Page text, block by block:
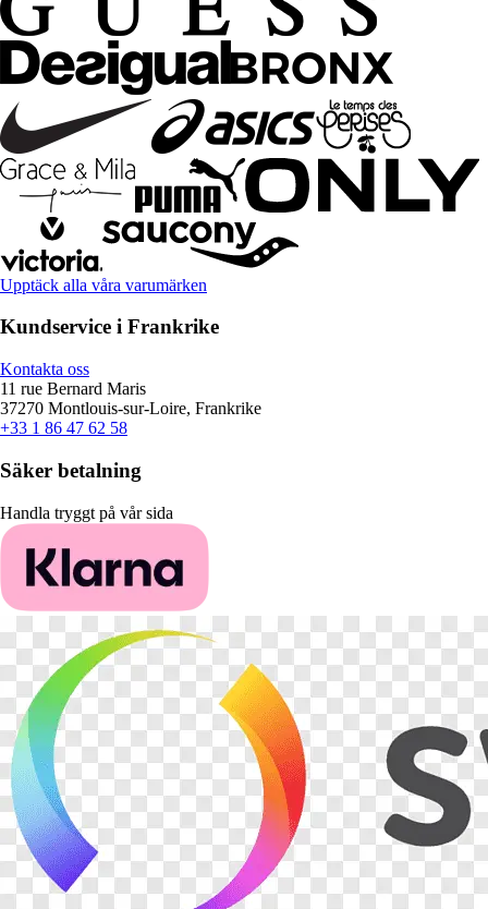
Upptäck alla våra varumärken
Kundservice i Frankrike
Kontakta oss
11 rue Bernard Maris
37270 Montlouis-sur-Loire, Frankrike
+33 1 86 47 62 58
Säker betalning
Handla tryggt på vår sida